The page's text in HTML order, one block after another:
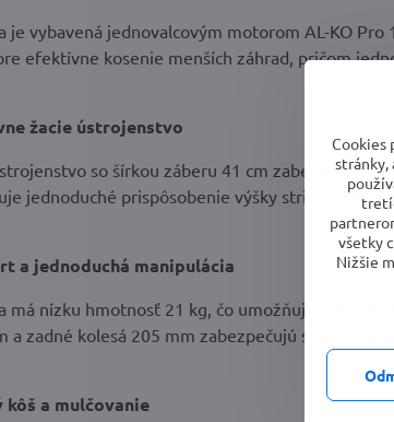
je vybavená jednovalcovým motorom AL-KO
efektívne kosenie menších záhrad, pričom
žacie ústrojenstvo
so šírkou záberu 41 cm zabezpečuje
jednoduché prispôsobenie výšky strihu podľa
a jednoduchá manipulácia
má nízku hmotnosť 21 kg, čo umožňuje
a zadné kolesá 205 mm zabezpečujú stabilitu a
kôš a mulčovanie
Cookies
stránky,
všetky
Nižšie